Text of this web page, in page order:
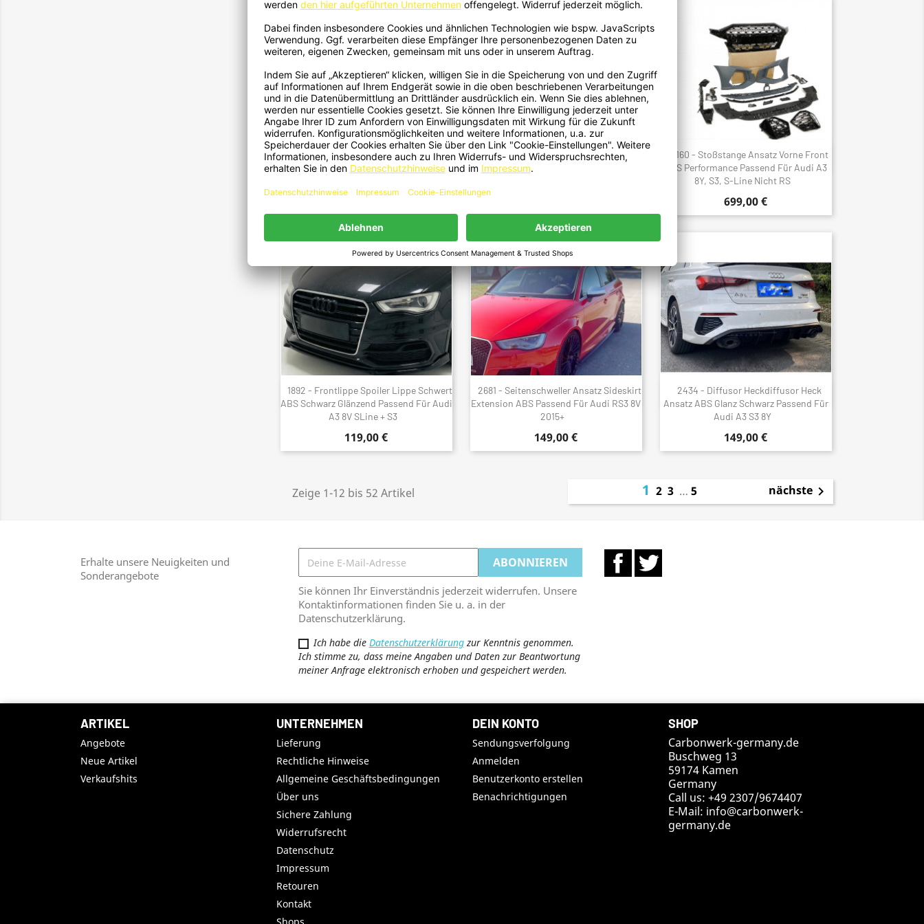
1714 - Sideskirt Seitenschwelleransatz
Passend Für Volkswagen Golf 7 + 8 GTI
99,00 €
Schnellansicht
2686 - Heckspoiler Lippe Spoiler ABS
Glanz Schwarz Passend Für Audi RS3 8V
 Schnellansicht
2160 - Stoßstange Ansatz Vorne Front
ABS Performance Passend Für Audi A3
8Y, S3, S-Line Nicht RS
699,00 €
Schnellansicht
1892 - Frontlippe Spoiler Lippe Schwert
ABS Schwarz Glänzend Passend Für Audi
A3 8V SLine + S3
119,00 €
Schnellansicht
2681 - Seitenschweller Ansatz Sideskirt
Extension ABS Passend Für Audi RS3 8V
2015+
149,00 €
Schnellansicht
2434 - Diffusor Heckdiffusor Heck
Ansatz ABS Glanz Schwarz Passend Für
Audi A3 S3 8Y
149,00 €
Schnellansicht
Zeige 1-12 bis 52 Artikel 1 2 3 … 5 nächste
Erhalte unsere Neuigkeiten und
Sonderangebote
Sie können Ihr Einverständnis jederzeit widerrufen. Unsere
Kontaktinformationen finden Sie u. a. in der
Datenschutzerklärung.
Ich habe die Datenschutzerklärung zur Kenntnis genommen.
Ich stimme zu, dass meine Angaben und Daten zur Beantwortung
meiner Anfrage elektronisch erhoben und gespeichert werden.
Facebook
ARTIKEL
Angebote
Neue Artikel
Verkaufshits
UNTERNEHMEN
Lieferung
Rechtliche Hinweise
Allgemeine Geschäftsbedingungen
Über uns
Sichere Zahlung
Widerrufsrecht
Datenschutz
Impressum
Retouren
Kontakt
DEIN KONTO
Sendungsverfolgung
Anmelden
Benutzerkonto erstellen
Benachrichtigungen
SHOP
Carbonwerk-germany.de
Buschweg 13
59174 Kamen
Germany
Call us: +49 2307/9674407
E-Mail: info@carbonwerk-
germany.de